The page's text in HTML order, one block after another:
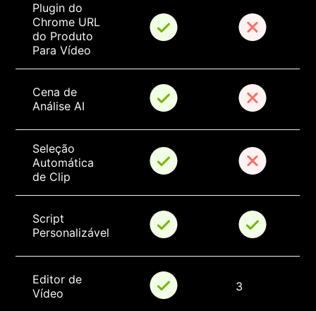
Plugin do
Chrome URL
do Produto
Para Vídeo
Cena de
Análise AI
Seleção
Automática
de Clip
Script
Personalizável
Editor de
Vídeo
3